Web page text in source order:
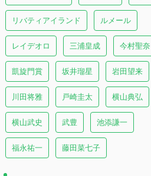
リバティアイランド ルメール
レイデオロ 三浦皇成 今村聖奈
凱旋門賞 坂井瑠星 岩田望来
川田将雅 戸崎圭太 横山典弘
横山武史 武豊 池添謙一
福永祐一 藤田菜七子